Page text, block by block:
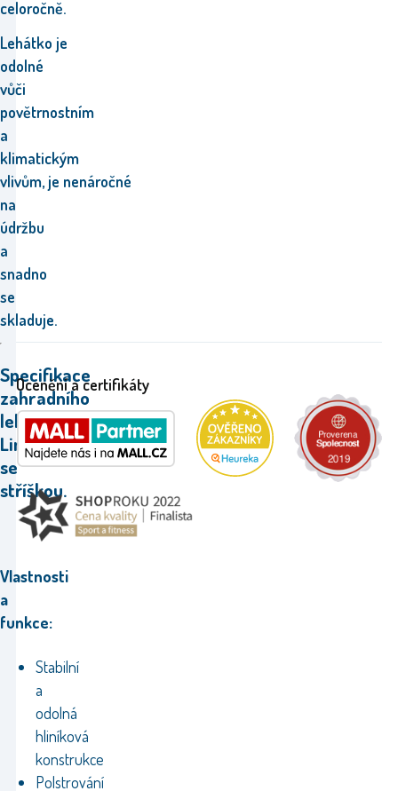
celoročně.
Lehátko je
odolné
vůči
povětrnostním
a
klimatickým
vlivům, je nenáročné
na
údržbu
a
snadno
se
skladuje.
Specifikace
zahradního
lehátka
Linder XXL
se
stříškou.
Vlastnosti
a
funkce:
Stabilní
a
odolná
hliníková
konstrukce
Polstrování
Ocenění a certifikáty